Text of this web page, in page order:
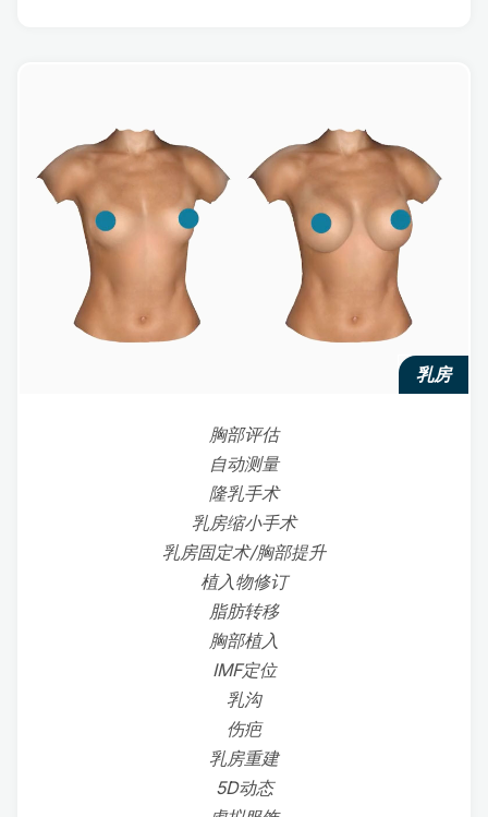
乳房
胸部评估
自动测量
隆乳手术
乳房缩小手术
乳房固定术/胸部提升
植入物修订
脂肪转移
胸部植入
IMF定位
乳沟
伤疤
乳房重建
5D动态